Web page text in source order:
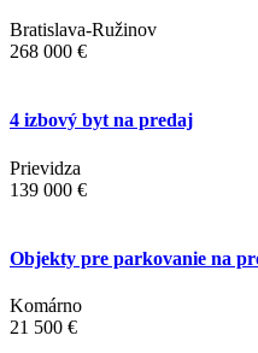
Bratislava-Ružinov
268 000 €
4 izbový byt na predaj
Prievidza
139 000 €
Objekty pre parkovanie na
Komárno
21 500 €